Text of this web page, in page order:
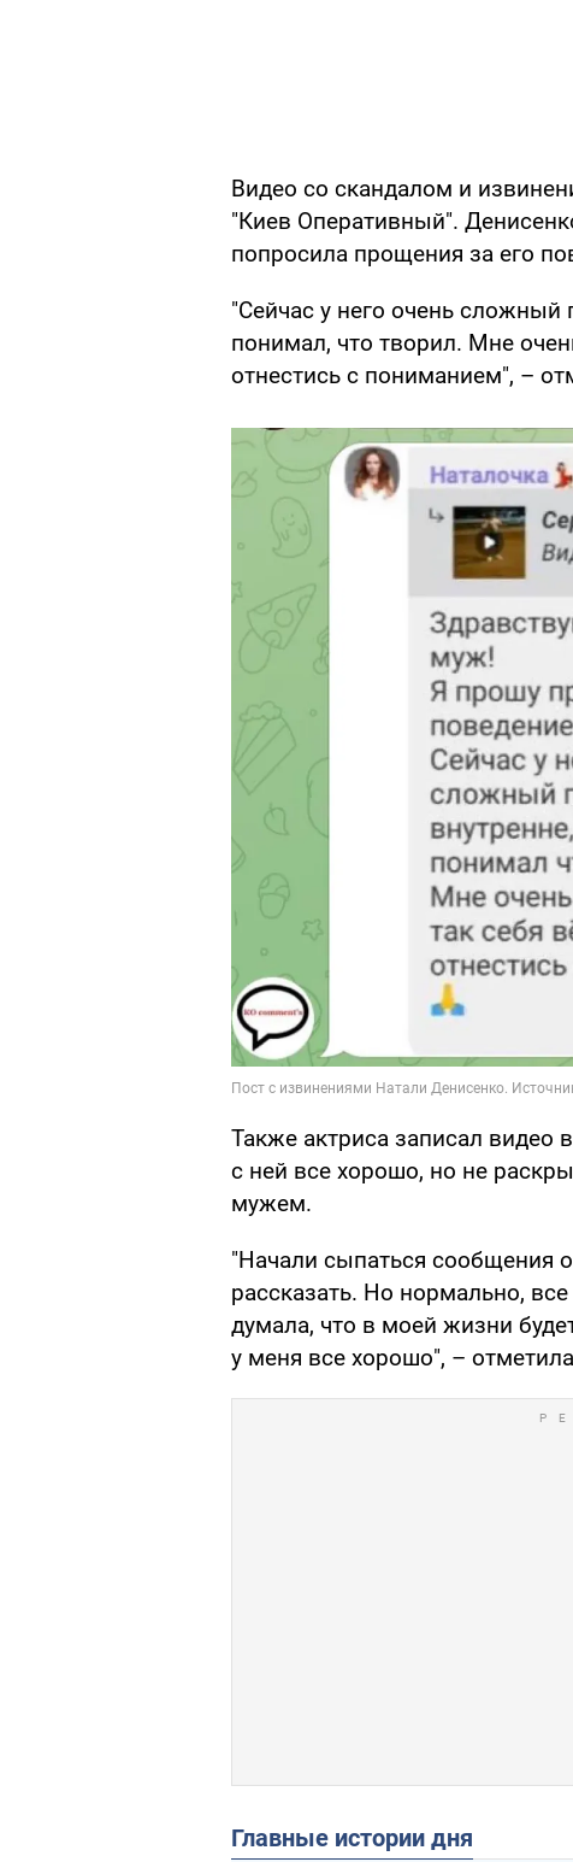
Видео со скандалом и
"Киев Оперативный".
попросила прощения за его
"Сейчас у него очень сложный
понимал, что творил. Мне
отнестись с пониманием", –
Также актриса записал видео
с ней все хорошо, но не
мужем.
"Начали сыпаться сообщения
рассказать. Но нормально,
думала, что в моей жизни
у меня все хорошо", –
Главные истории дня